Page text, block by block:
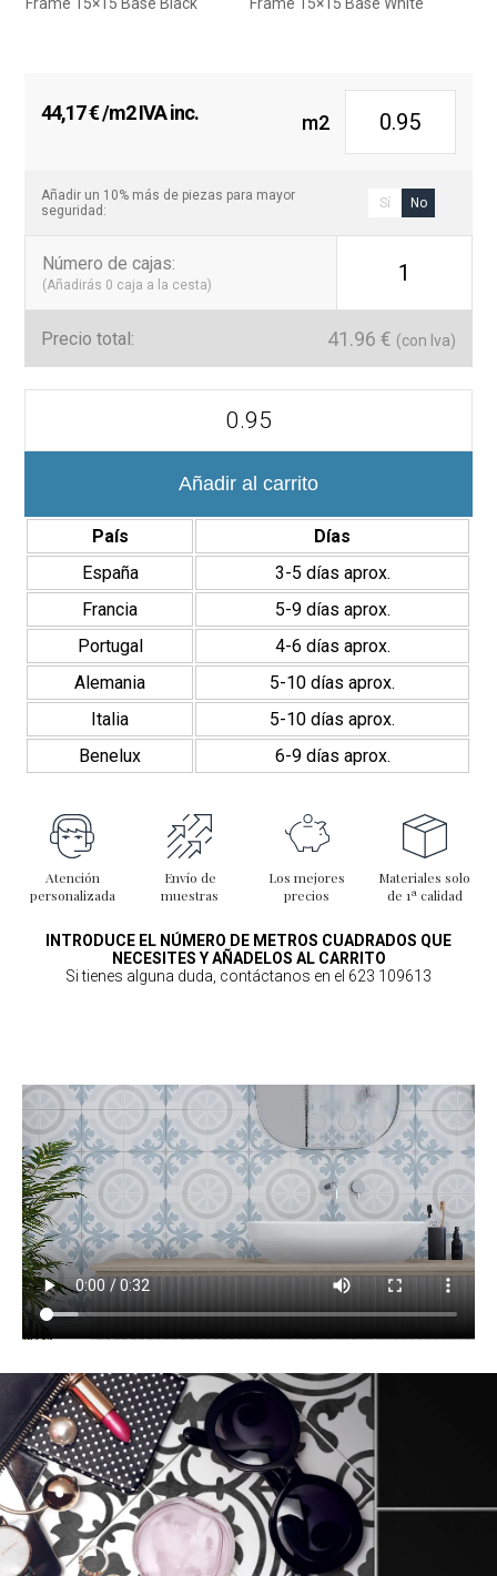
Frame 15×15 Base Black Frame 15×15 Base White
44,17€/m2 IVA inc. m2
Añadir un 10% más de piezas para mayor
seguridad:
Sí No
Número de cajas:
(Añadirás 0 caja a la cesta) 1
Precio total: 41.96 € (con Iva)
para
Pared
cantidad
Añadir al carrito
País
Días
España
3-5 días aprox.
Francia
5-9 días aprox.
Portugal
4-6 días aprox.
Alemania
5-10 días aprox.
Italia
5-10 días aprox.
Benelux
6-9 días aprox.
Atención
personalizada
Envío de
muestras
Los mejores
precios
Materiales solo
de 1ª calidad
INTRODUCE EL NÚMERO DE METROS CUADRADOS QUE
NECESITES Y AÑADELOS AL CARRITO
Si tienes alguna duda, contáctanos en el 623 109613